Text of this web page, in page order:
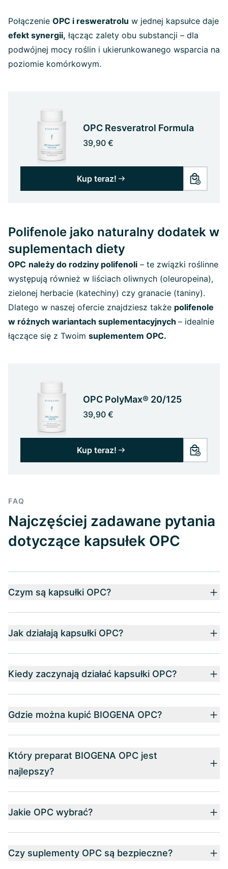
Połączenie OPC i resweratrolu w jednej kapsułce daje
efekt synergii, łącząc zalety obu substancji – dla
podwójnej mocy roślin i ukierunkowanego wsparcia na
poziomie komórkowym.
OPC Resveratrol Formula
39,90 €
Kup teraz!
Polifenole jako naturalny dodatek w
suplementach diety
OPC należy do rodziny polifenoli – te związki roślinne
występują również w liściach oliwnych (oleuropeina),
zielonej herbacie (katechiny) czy granacie (taniny).
Dlatego w naszej ofercie znajdziesz także polifenole
w różnych wariantach suplementacyjnych – idealnie
łączące się z Twoim suplementem OPC.
OPC PolyMax® 20/125
39,90 €
Kup teraz!
FAQ
Najczęściej zadawane pytania
dotyczące kapsułek OPC
Czym są kapsułki OPC?
Jak działają kapsułki OPC?
Kiedy zaczynają działać kapsułki OPC?
Gdzie można kupić BIOGENA OPC?
Który preparat BIOGENA OPC jest
najlepszy?
Jakie OPC wybrać?
Czy suplementy OPC są bezpieczne?